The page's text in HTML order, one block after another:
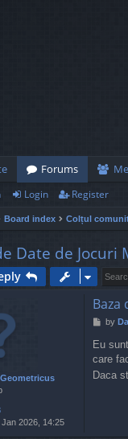
Forums
Login Register
Board index Colțul
Date de Jocuri
Jan 2026, 14:25
Baza
P
s
t
by
Eu
care
Daca